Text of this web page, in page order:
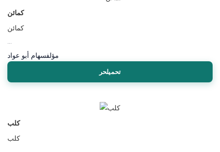
كمائن
كمائن
مؤلفسهام أبو عواد
تحميلحر
كلب
كلب